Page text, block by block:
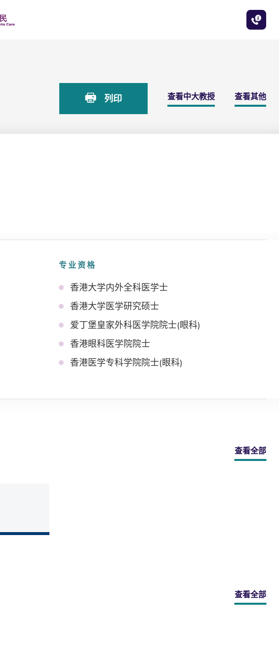
列印 查看中大教授 查看其他
专业资格
香港大学内外全科医学士
香港大学医学研究硕士
爱丁堡皇家外科医学院院士(眼科)
香港眼科医学院院士
香港医学专科学院院士(眼科)
查看全部
查看全部